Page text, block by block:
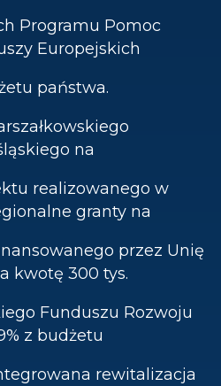
Programu Pomoc
Europejskich
państwa.​
na
realizowanego w
granty na
przez Unię
kwotę 300 tys.
Funduszu Rozwoju
z budżetu
rewitalizacja